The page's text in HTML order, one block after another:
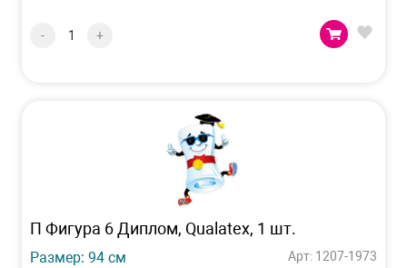
- +
П Фигура 6 Диплом, Qualatex, 1 шт.
Размер: 94 см
Арт: 1207-1973